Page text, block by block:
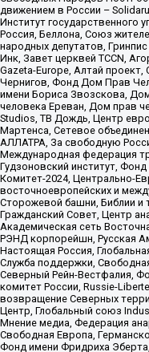
движением в России –
Институт государственного
Россия, Беллона, Союз
народных депутатов,
Инк, Завет церквей TCCN,
Gazeta-Europe, Алтай
Чернигов, Фонд Дом Прав
имени Бориса Звозскова,
человека Ереван, Дом прав
Studios, ТВ Дождь, Центр
Мартенса, Сетевое
АЛЛАТРА, За свободную
Международная федерация
Гудзоновский институт,
Комитет-2024, Центрально-
восточноевропейских и
Сторожевой башни, Библии и
Гражданский Совет, Центр
Академическая сеть
РЭНД корпорейшн, Русская
Настоящая Россия,
Служба поддержки,
Северный Рейн-Вестфалия,
комитет России, Russie-
возвращение Северных
Центр, Глобальный союз
Мнение медиа, Федерация
Свободная Европа,
Фонд имени Фридриха